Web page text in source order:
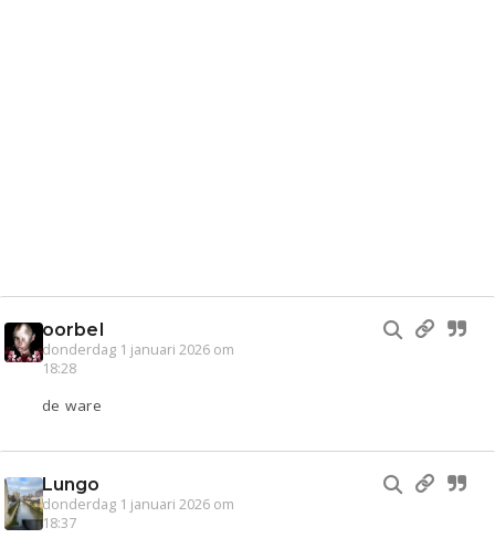
oorbel
donderdag 1 januari 2026 om
18:28
de ware
Lungo
donderdag 1 januari 2026 om
18:37